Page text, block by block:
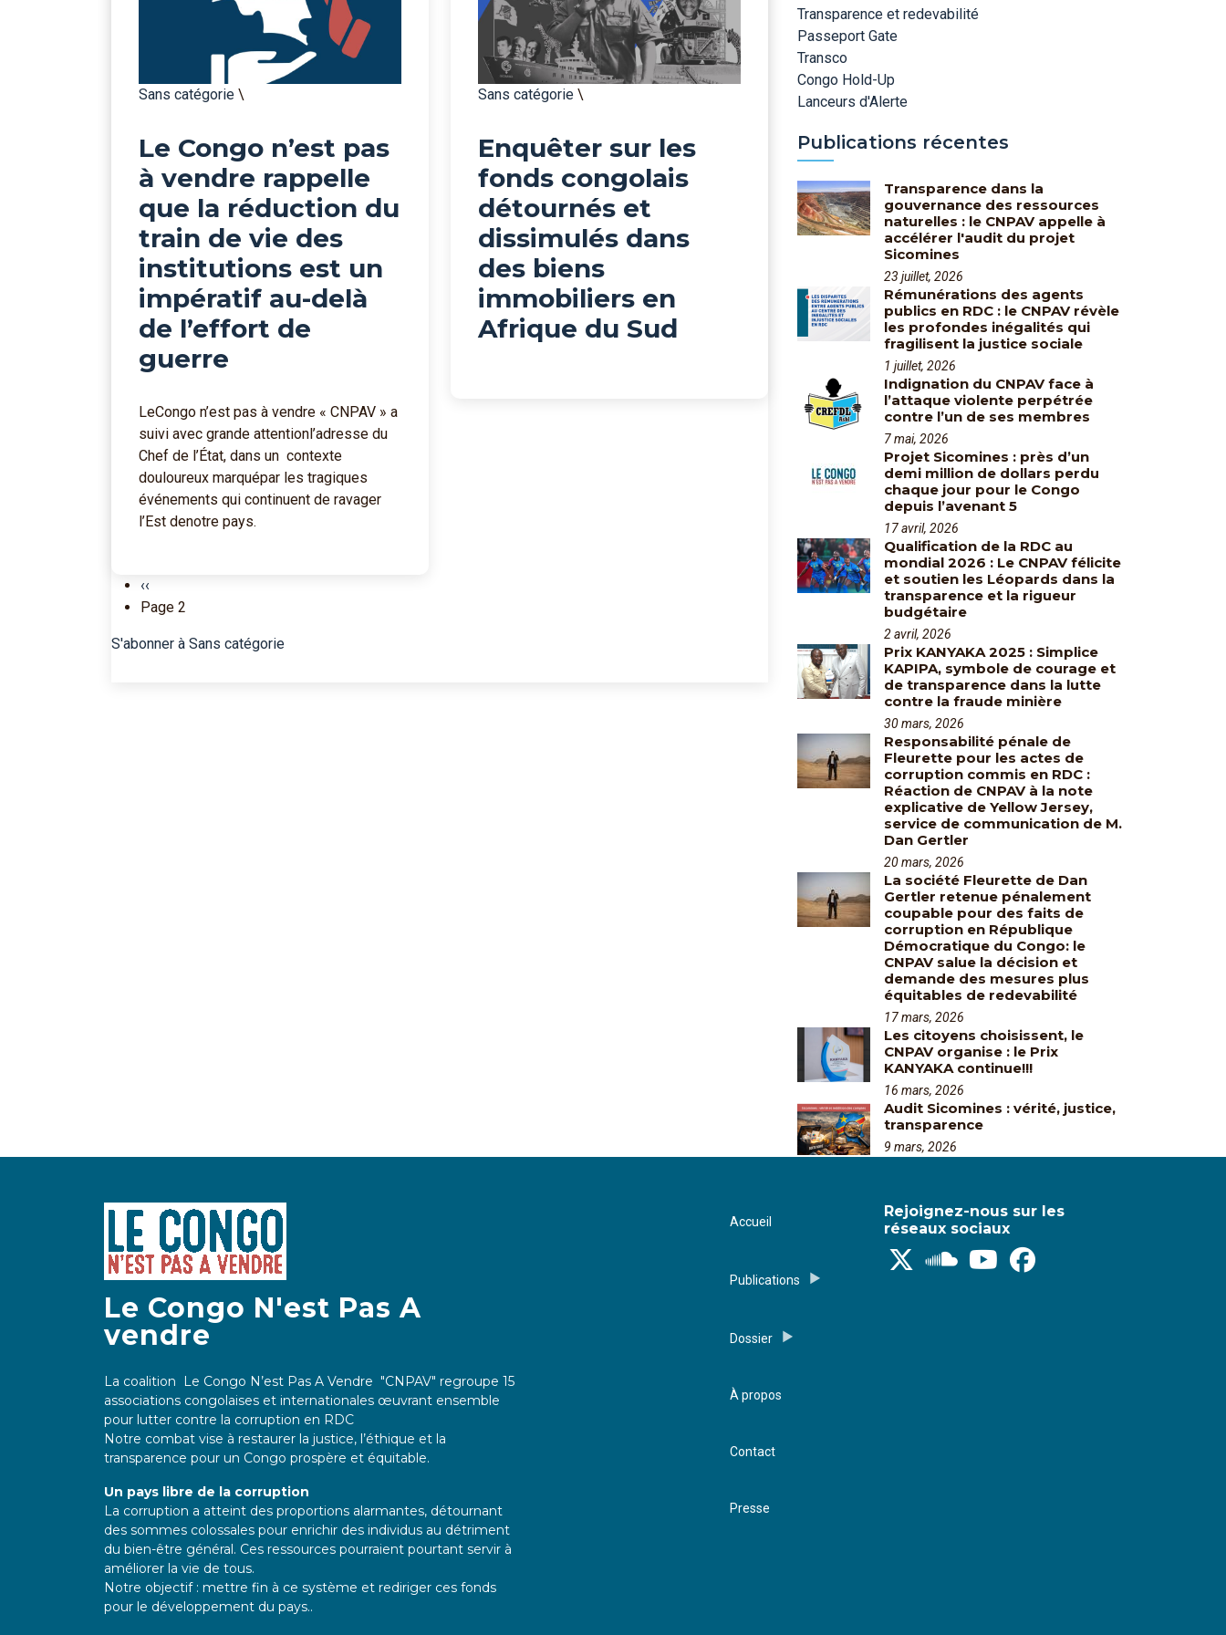
Sans catégorie \
Le Congo n’est pas
à vendre rappelle
que la réduction du
train de vie des
institutions est un
impératif au-delà
de l’effort de
guerre
LeCongo n’est pas à vendre « CNPAV » a
suivi avec grande attentionl’adresse du
Chef de l’État, dans un contexte
douloureux marquépar les tragiques
événements qui continuent de ravager
l’Est denotre pays.
Sans catégorie \
Enquêter sur les
fonds congolais
détournés et
dissimulés dans
des biens
immobiliers en
Afrique du Sud
Pagination
Page précédente
‹‹
Page 2
S'abonner à Sans catégorie
Transparence et redevabilité
Passeport Gate
Transco
Congo Hold-Up
Lanceurs d'Alerte
Publications récentes
Transparence dans la
gouvernance des ressources
naturelles : le CNPAV appelle à
accélérer l'audit du projet
Sicomines
23 juillet, 2026
Rémunérations des agents
publics en RDC : le CNPAV révèle
les profondes inégalités qui
fragilisent la justice sociale
1 juillet, 2026
Indignation du CNPAV face à
l’attaque violente perpétrée
contre l’un de ses membres
7 mai, 2026
Projet Sicomines : près d’un
demi million de dollars perdu
chaque jour pour le Congo
depuis l’avenant 5
17 avril, 2026
Qualification de la RDC au
mondial 2026 : Le CNPAV félicite
et soutien les Léopards dans la
transparence et la rigueur
budgétaire
2 avril, 2026
Prix KANYAKA 2025 : Simplice
KAPIPA, symbole de courage et
de transparence dans la lutte
contre la fraude minière
30 mars, 2026
Responsabilité pénale de
Fleurette pour les actes de
corruption commis en RDC :
Réaction de CNPAV à la note
explicative de Yellow Jersey,
service de communication de M.
Dan Gertler
20 mars, 2026
La société Fleurette de Dan
Gertler retenue pénalement
coupable pour des faits de
corruption en République
Démocratique du Congo: le
CNPAV salue la décision et
demande des mesures plus
équitables de redevabilité
17 mars, 2026
Les citoyens choisissent, le
CNPAV organise : le Prix
KANYAKA continue!!!
16 mars, 2026
Audit Sicomines : vérité, justice,
transparence
9 mars, 2026
Le Congo N'est Pas A
vendre
La coalition Le Congo N’est Pas A Vendre "CNPAV" regroupe 15
associations congolaises et internationales œuvrant ensemble
pour lutter contre la corruption en RDC
Notre combat vise à restaurer la justice, l’éthique et la
transparence pour un Congo prospère et équitable.
Un pays libre de la corruption
La corruption a atteint des proportions alarmantes, détournant
des sommes colossales pour enrichir des individus au détriment
du bien-être général. Ces ressources pourraient pourtant servir à
améliorer la vie de tous.
Notre objectif : mettre fin à ce système et rediriger ces fonds
pour le développement du pays..
Accueil
Publications
Dossier
À propos
Contact
Presse
Rejoignez-nous sur les
réseaux sociaux